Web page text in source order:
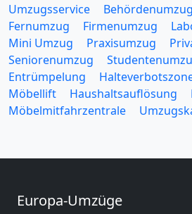
Umzugsservice Behördenumzug
Fernumzug
Firmenumzug
Mini Umzug
Praxisumzug
Seniorenumzug
Entrümpelung
Möbellift
Haushaltsauflösung
Möbelmitfahrzentrale
Europa-Umzüge